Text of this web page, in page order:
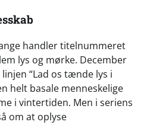
handler titelnummeret
lys og mørke. December
“Lad os tænde lys i
helt basale menneskelige
i vintertiden. Men i seriens
om at oplyse